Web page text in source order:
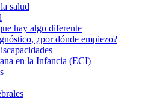
salud
hay algo diferente
¿por dónde empiezo?
en la Infancia (ECI)